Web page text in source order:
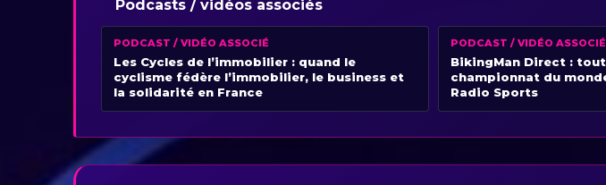
Podcasts / vidéos associés
PODCAST / VIDÉO ASSOCIÉ
Les Cycles de l’immobilier : quand le
cyclisme fédère l’immobilier, le business et
la solidarité en France
PODCAST / VIDÉO ASSOCIÉ
BikingMan Direct :
championnat du
Radio Sports